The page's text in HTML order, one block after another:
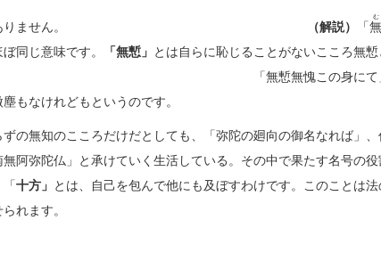
おまかせするほかはありません。 （解説） 「無
む
同じ意味です。
「無慙」 とは自らに恥じることがないこころ無
この身にて」、慚愧のここ
もなけれどもというのです。
の無知のこころだけだとしても、「弥陀の廻向の御名なれば」
阿弥陀仏」と承けていく生活している。その中で果たす名号の
十方」 とは、自己を包んで他にも及ぼすわけです。このことは
れます。
き身に